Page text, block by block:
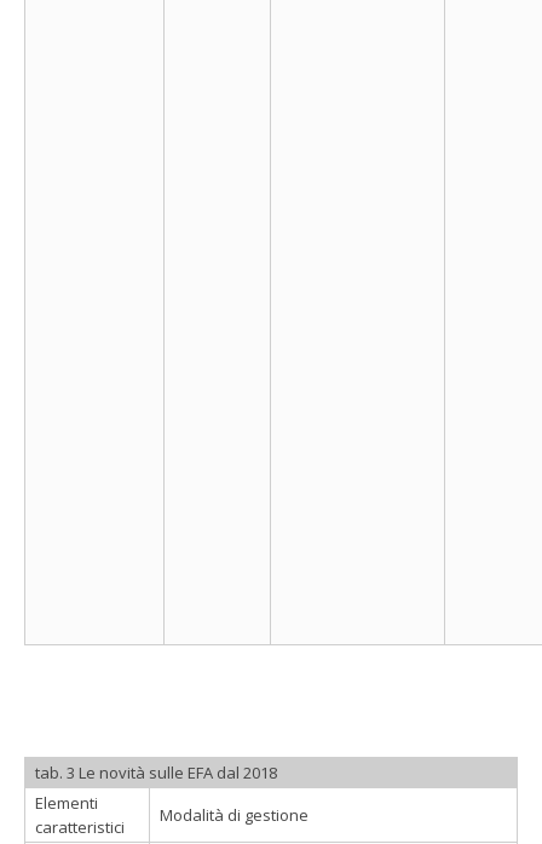
tab. 3 Le novità sulle EFA dal 2018
Elementi
caratteristici
Modalità di gestione